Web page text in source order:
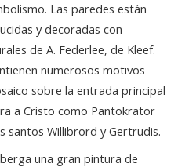
Las paredes están
y decoradas con
de A. Federlee, de Kleef.
numerosos motivos
sobre la entrada principal
a Cristo como Pantokrator
santos Willibrord y Gertrudis.
una gran pintura de